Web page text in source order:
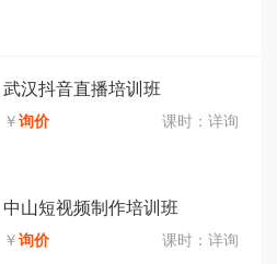
武汉抖音直播培训班
￥询价 课时： 详询
中山短视频制作培训班
￥询价 课时： 详询